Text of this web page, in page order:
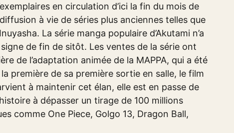
en circulation d’ici la fin du mois de
à vie de séries plus anciennes telles que
La série manga populaire d’Akutami n’a
de fin de sitôt. Les ventes de la série ont
de l’adaptation animée de la MAPPA, qui a été
première de sa première sortie en salle, le film
à maintenir cet élan, elle est en passe de
à dépasser un tirage de 100 millions
comme One Piece, Golgo 13, Dragon Ball,